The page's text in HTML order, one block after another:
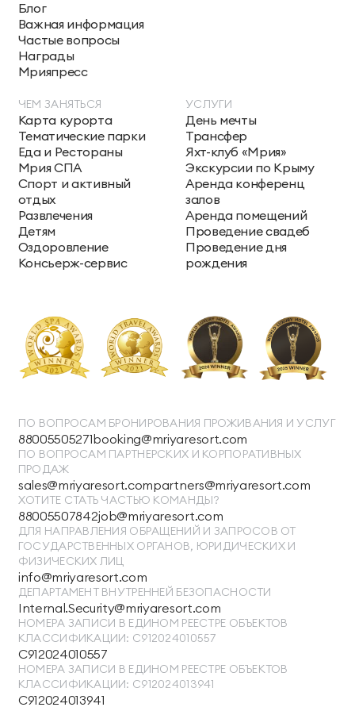
Блог
Важная информация
Частые вопросы
Награды
Мрияпресс
ЧЕМ ЗАНЯТЬСЯ
Карта курорта
Тематические парки
Еда и Рестораны
Мрия СПА
Спорт и активный
отдых
Развлечения
Детям
Оздоровление
Консьерж-сервис
УСЛУГИ
День мечты
Трансфер
Яхт-клуб «Мрия»
Экскурсии по Крыму
Аренда конференц
залов
Аренда помещений
Проведение свадеб
Проведение дня
рождения
ПО ВОПРОСАМ БРОНИРОВАНИЯ ПРОЖИВАНИЯ И УСЛУГ
88005505271booking@mriyaresort.com
ПО ВОПРОСАМ ПАРТНЕРСКИХ И КОРПОРАТИВНЫХ
ПРОДАЖ
sales@mriyaresort.compartners@mriyaresort.com
ХОТИТЕ СТАТЬ ЧАСТЬЮ КОМАНДЫ?
88005507842job@mriyaresort.com
ДЛЯ НАПРАВЛЕНИЯ ОБРАЩЕНИЙ И ЗАПРОСОВ ОТ
ГОСУДАРСТВЕННЫХ ОРГАНОВ, ЮРИДИЧЕСКИХ И
ФИЗИЧЕСКИХ ЛИЦ
info@mriyaresort.com
ДЕПАРТАМЕНТ ВНУТРЕННЕЙ БЕЗОПАСНОСТИ
Internal.Security@mriyaresort.com
НОМЕРА ЗАПИСИ В ЕДИНОМ РЕЕСТРЕ ОБЪЕКТОВ
КЛАССИФИКАЦИИ: С912024010557
С912024010557
НОМЕРА ЗАПИСИ В ЕДИНОМ РЕЕСТРЕ ОБЪЕКТОВ
КЛАССИФИКАЦИИ: С912024013941
С912024013941